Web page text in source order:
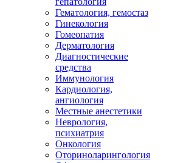
Гематология, гемостаз
Гинекология
Гомеопатия
Дерматология
Диагностические
средства
Иммунология
Кардиология,
ангиология
Местные анестетики
Неврология,
психиатрия
Онкология
Оториноларингология